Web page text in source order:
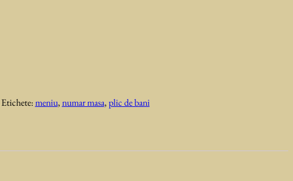
Etichete:meniu,numar masa,plic de bani